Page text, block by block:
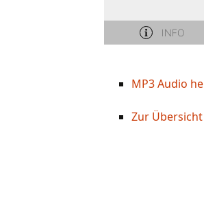
MP3 Audio
Zur